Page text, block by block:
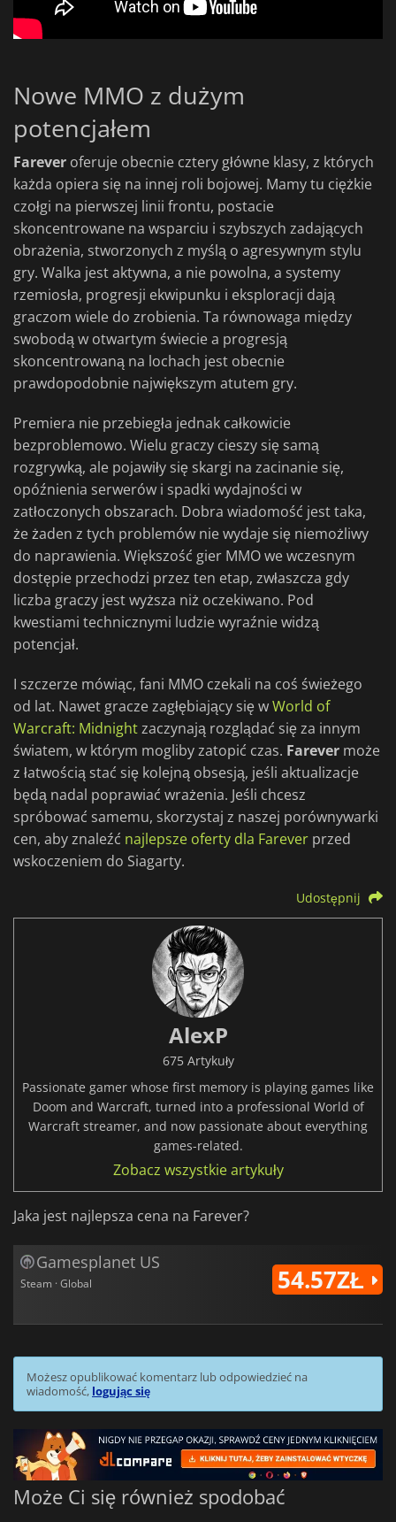
Nowe MMO z dużym
potencjałem
Farever oferuje obecnie cztery główne klasy, z których
każda opiera się na innej roli bojowej. Mamy tu ciężkie
czołgi na pierwszej linii frontu, postacie
skoncentrowane na wsparciu i szybszych zadających
obrażenia, stworzonych z myślą o agresywnym stylu
gry. Walka jest aktywna, a nie powolna, a systemy
rzemiosła, progresji ekwipunku i eksploracji dają
graczom wiele do zrobienia. Ta równowaga między
swobodą w otwartym świecie a progresją
skoncentrowaną na lochach jest obecnie
prawdopodobnie największym atutem gry.
Premiera nie przebiegła jednak całkowicie
bezproblemowo. Wielu graczy cieszy się samą
rozgrywką, ale pojawiły się skargi na zacinanie się,
opóźnienia serwerów i spadki wydajności w
zatłoczonych obszarach. Dobra wiadomość jest taka,
że żaden z tych problemów nie wydaje się niemożliwy
do naprawienia. Większość gier MMO we wczesnym
dostępie przechodzi przez ten etap, zwłaszcza gdy
liczba graczy jest wyższa niż oczekiwano. Pod
kwestiami technicznymi ludzie wyraźnie widzą
potencjał.
I szczerze mówiąc, fani MMO czekali na coś świeżego
od lat. Nawet gracze zagłębiający się wWorld of
Warcraft: Midnightzaczynają rozglądać się za innym
światem, w którym mogliby zatopić czas. Farever może
z łatwością stać się kolejną obsesją, jeśli aktualizacje
będą nadal poprawiać wrażenia. Jeśli chcesz
spróbować samemu, skorzystaj z naszej porównywarki
cen, aby znaleźć najlepsze oferty dla Farever przed
wskoczeniem do Siagarty.
Udostępnij
AlexP
675 Artykuły
Passionate gamer whose first memory is playing games like
Doom and Warcraft, turned into a professional World of
Warcraft streamer, and now passionate about everything
games-related.
Zobacz wszystkie artykuły
Jaka jest najlepsza cena na Farever?
Gamesplanet US
Steam · Global 54.57ZŁ
Możesz opublikować komentarz lub odpowiedzieć na
wiadomość, logując się
Może Ci się również spodobać